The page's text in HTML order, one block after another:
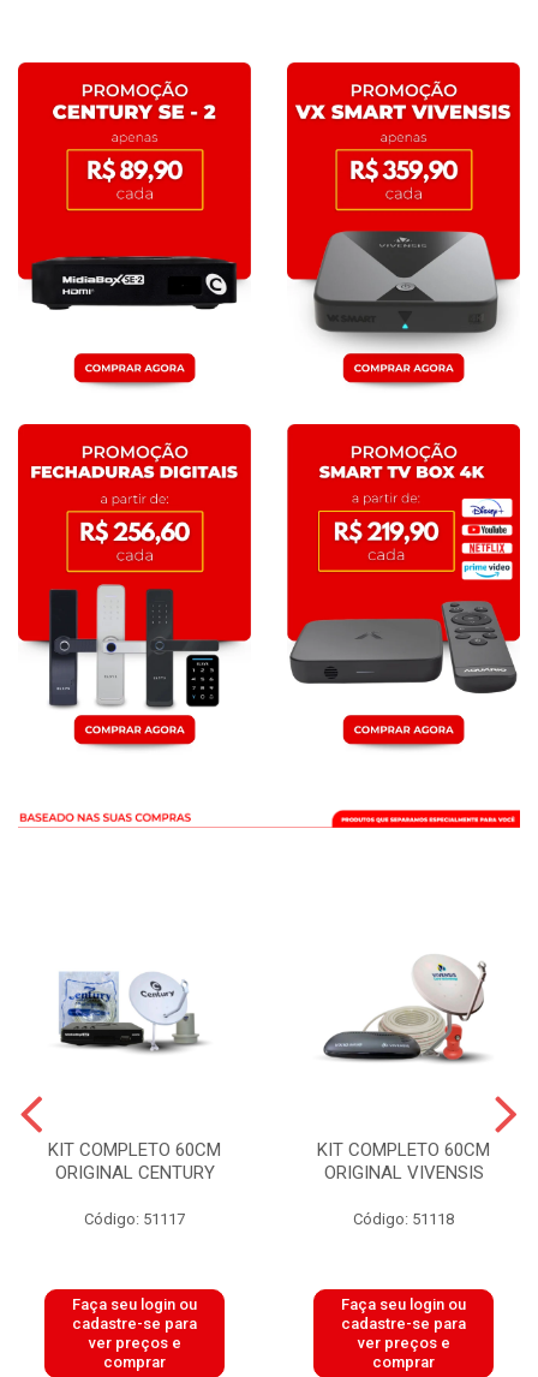
KIT COMPLETO 60CM
ORIGINAL CENTURY
Código: 51117
Faça seu login ou
cadastre-se para
ver preços e
comprar
KIT COMPLETO 60CM
ORIGINAL VIVENSIS
Código: 51118
Faça seu login ou
cadastre-se para
ver preços e
comprar